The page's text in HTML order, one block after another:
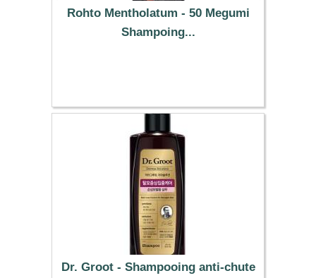
Rohto Mentholatum - 50 Megumi
Shampoing...
Dr. Groot - Shampooing anti-chute